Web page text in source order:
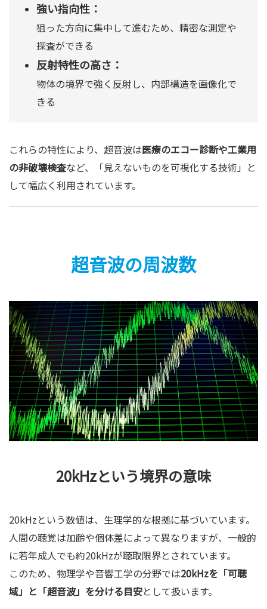
強い指向性：
狙った方向に集中して進むため、精密な測定や
探査ができる
反射特性の高さ：
物体の境界で強く反射し、内部構造を画像化で
きる
これらの特性により、超音波は医療のエコー診断や工業用
の非破壊検査など、「見えないものを可視化する技術」と
して幅広く利用されています。
超音波の周波数
20kHzという境界の意味
20kHzという数値は、生理学的な根拠に基づいています。
人間の聴覚は加齢や個体差によって異なりますが、一般的
に若年成人でも約20kHzが聴取限界とされています。
このため、物理学や音響工学の分野では20kHzを「可聴
域」と「超音波」を分ける目安として扱います。